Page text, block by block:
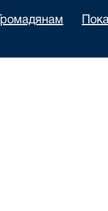
Громадянам